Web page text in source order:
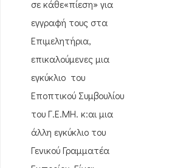
σε κάθε«πίεση» για
εγγραφή τους στα
Επιμελητήρια,
επικαλούμενες μια
εγκύκλιο του
Εποπτικού Συμβουλίου
του Γ.Ε.ΜΗ. κ:αι μια
άλλη εγκύκλιο του
Γενικού Γραμματέα